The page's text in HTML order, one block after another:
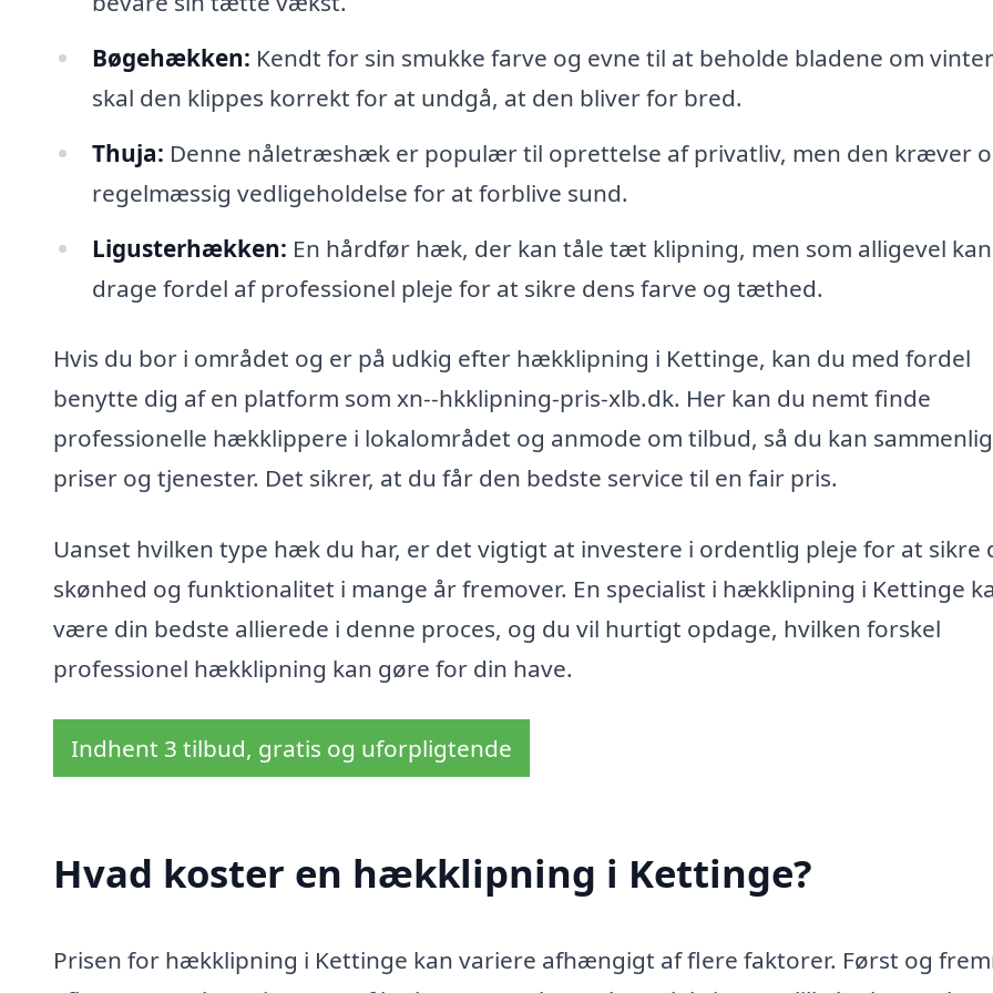
Bøgehækken: Kendt for sin smukke farve og evne til at beholde bladene om
skal den klippes korrekt for at undgå, at den bliver for bred.
Thuja: Denne nåletræshæk er populær til oprettelse af privatliv, men den kræver
regelmæssig vedligeholdelse for at forblive sund.
Ligusterhækken: En hårdfør hæk, der kan tåle tæt klipning, men som alligevel kan
drage fordel af professionel pleje for at sikre dens farve og tæthed.
Hvis du bor i området og er på udkig efter hækklipning i Kettinge, kan du med fordel
benytte dig af en platform som xn--hkklipning-pris-xlb.dk. Her kan du nemt finde
professionelle hækklippere i lokalområdet og anmode om tilbud, så du kan
priser og tjenester. Det sikrer, at du får den bedste service til en fair pris.
Uanset hvilken type hæk du har, er det vigtigt at investere i ordentlig pleje for at sikre
skønhed og funktionalitet i mange år fremover. En specialist i hækklipning i Kettinge
være din bedste allierede i denne proces, og du vil hurtigt opdage, hvilken forskel
professionel hækklipning kan gøre for din have.
Indhent 3 tilbud, gratis og uforpligtende
Hvad koster en hækklipning i Kettinge?
Prisen for hækklipning i Kettinge kan variere afhængigt af flere faktorer. Først og